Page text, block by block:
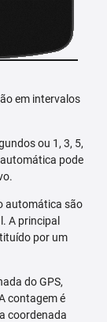
em intervalos
ou 1, 3, 5,
pode
automática são
A principal
por um
do GPS,
contagem é
coordenada